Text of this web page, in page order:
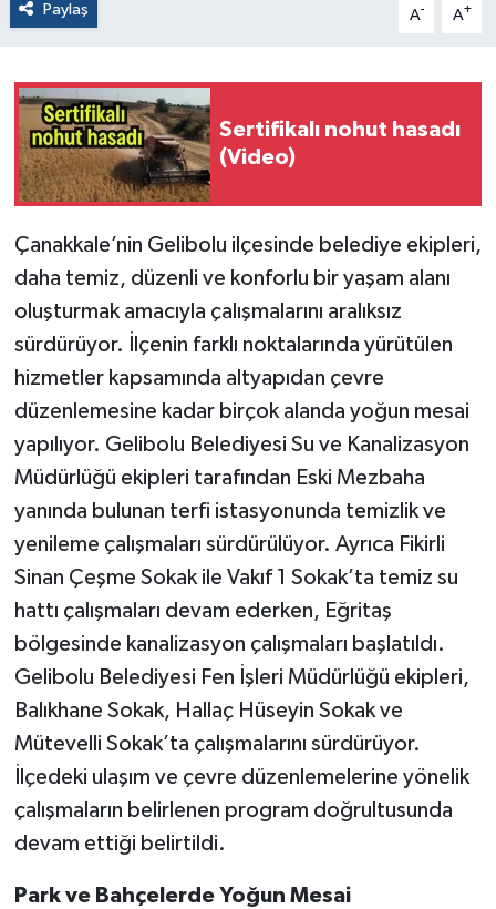
Paylaş A- A+
Sertifikalı nohut hasadı
(Video)
Çanakkale’nin Gelibolu ilçesinde belediye ekipleri,
daha temiz, düzenli ve konforlu bir yaşam alanı
oluşturmak amacıyla çalışmalarını aralıksız
sürdürüyor. İlçenin farklı noktalarında yürütülen
hizmetler kapsamında altyapıdan çevre
düzenlemesine kadar birçok alanda yoğun mesai
yapılıyor. Gelibolu Belediyesi Su ve Kanalizasyon
Müdürlüğü ekipleri tarafından Eski Mezbaha
yanında bulunan terfi istasyonunda temizlik ve
yenileme çalışmaları sürdürülüyor. Ayrıca Fikirli
Sinan Çeşme Sokak ile Vakıf 1 Sokak’ta temiz su
hattı çalışmaları devam ederken, Eğritaş
bölgesinde kanalizasyon çalışmaları başlatıldı.
Gelibolu Belediyesi Fen İşleri Müdürlüğü ekipleri,
Balıkhane Sokak, Hallaç Hüseyin Sokak ve
Mütevelli Sokak’ta çalışmalarını sürdürüyor.
İlçedeki ulaşım ve çevre düzenlemelerine yönelik
çalışmaların belirlenen program doğrultusunda
devam ettiği belirtildi.
Park ve Bahçelerde Yoğun Mesai